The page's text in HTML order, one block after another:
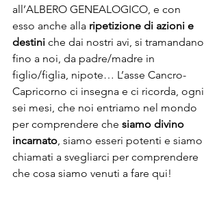
all’ALBERO GENEALOGICO, e con
esso anche alla ripetizione di azioni e
destini che dai nostri avi, si tramandano
fino a noi, da padre/madre in
figlio/figlia, nipote… L’asse Cancro-
Capricorno ci insegna e ci ricorda, ogni
sei mesi, che noi entriamo nel mondo
per comprendere che siamo divino
incarnato, siamo esseri potenti e siamo
chiamati a svegliarci per comprendere
che cosa siamo venuti a fare qui!